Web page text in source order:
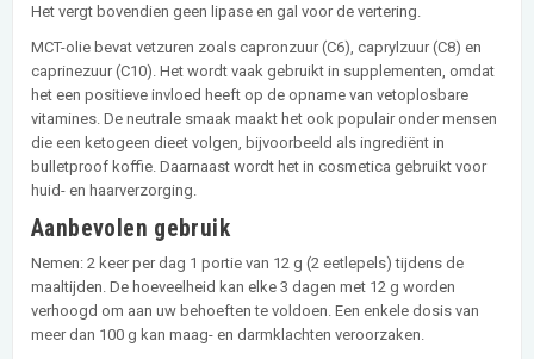
Het vergt bovendien geen lipase en gal voor de vertering.
MCT-olie bevat vetzuren zoals capronzuur (C6), caprylzuur (C8) en
caprinezuur (C10). Het wordt vaak gebruikt in supplementen, omdat
het een positieve invloed heeft op de opname van vetoplosbare
vitamines. De neutrale smaak maakt het ook populair onder mensen
die een ketogeen dieet volgen, bijvoorbeeld als ingrediënt in
bulletproof koffie. Daarnaast wordt het in cosmetica gebruikt voor
huid- en haarverzorging.
Aanbevolen gebruik
Nemen: 2 keer per dag 1 portie van 12 g (2 eetlepels) tijdens de
maaltijden. De hoeveelheid kan elke 3 dagen met 12 g worden
verhoogd om aan uw behoeften te voldoen. Een enkele dosis van
meer dan 100 g kan maag- en darmklachten veroorzaken.